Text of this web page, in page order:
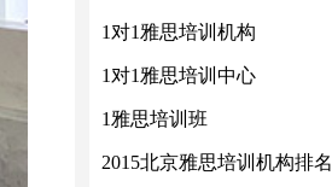
1对1雅思培训机构
1对1雅思培训中心
1雅思培训班
2015北京雅思培训机构排名